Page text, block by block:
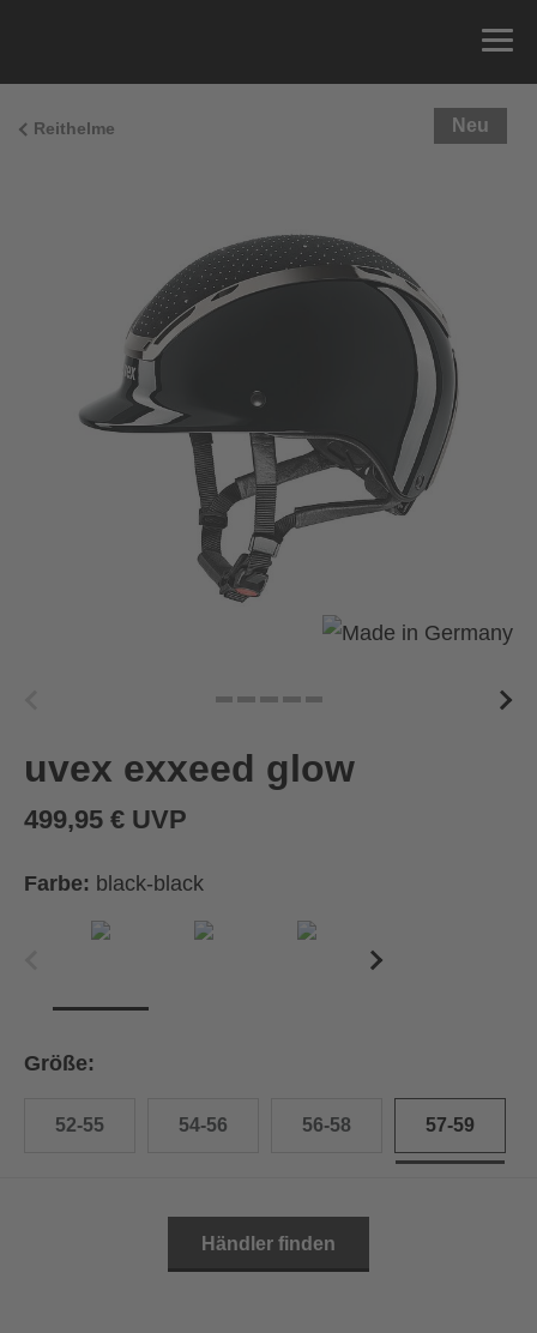
Reithelme Neu
uvex exxeed glow
499,95 € UVP
Farbe: black-black
Größe:
52-55 54-56 56-58 57-59
Händler finden